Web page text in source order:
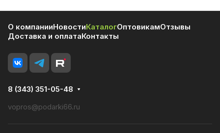
О компанииНовостиКаталогОптовикамОтзывы
Доставка и оплатаКонтакты
8 (343) 351-05-48
vopros@podarki66.ru